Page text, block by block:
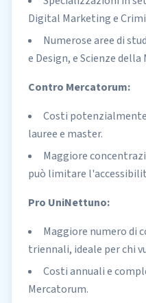
Digital Marketing e
Numerose aree di
e Design, e Scienze
Contro Mercatorum:
Costi
lauree e master.
Maggiore
può limitare
Pro UniNettuno:
Maggiore numero di
triennali, ideale per chi
Costi annuali e
Mercatorum.